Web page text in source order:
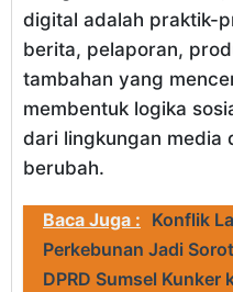
digital adalah praktik-
berita, pelaporan,
tambahan yang
membentuk logika
dari lingkungan media
berubah.
Baca Juga : Konflik
Perkebunan Jadi
DPRD Sumsel Kunker